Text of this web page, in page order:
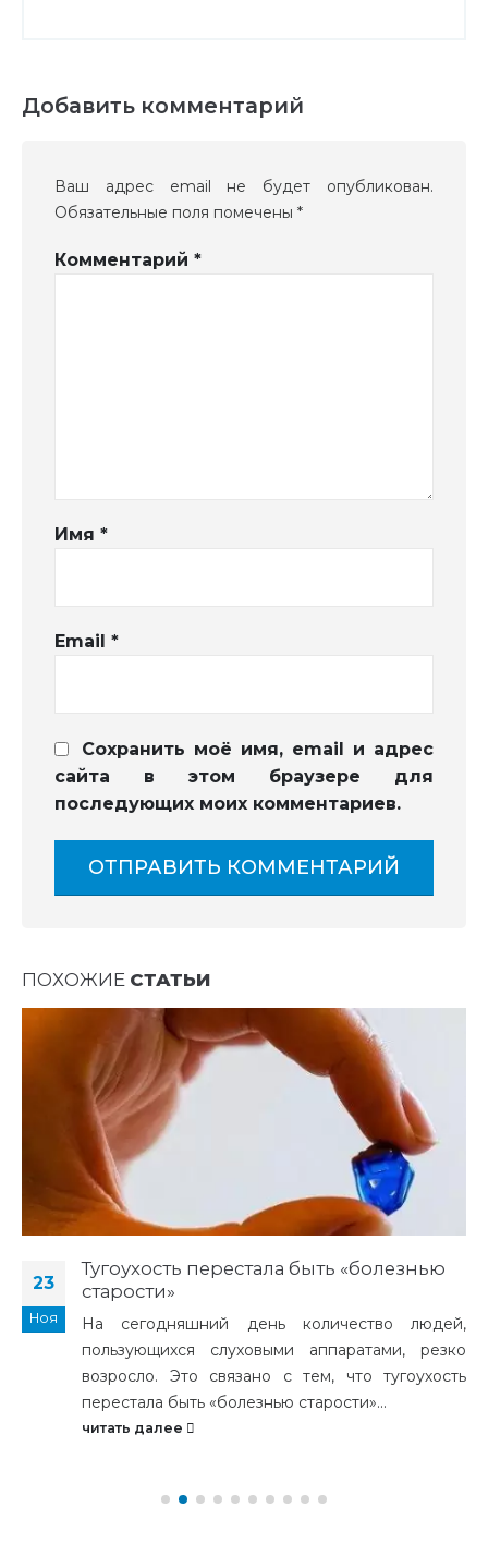
Добавить комментарий
Ваш адрес email не будет опубликован.
Обязательные поля помечены *
Комментарий *
Имя *
Email *
Сохранить моё имя, email и адрес
сайта в этом браузере для
последующих моих комментариев.
ПОХОЖИЕ СТАТЬИ
23
Ноя
Тугоухость перестала быть «болезнью
старости»
На сегодняшний день количество людей,
пользующихся слуховыми аппаратами, резко
возросло. Это связано с тем, что тугоухость
перестала быть «болезнью старости»...
читать далее